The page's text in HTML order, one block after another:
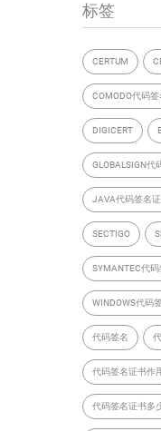
标签
CERTUM
COMODO代码
DIGICERT
GLOBALSIGN代
JAVA代码签名
SECTIGO
SYMANTEC代
WINDOWS代码
代码签名
代码签名证书作
代码签名证书多